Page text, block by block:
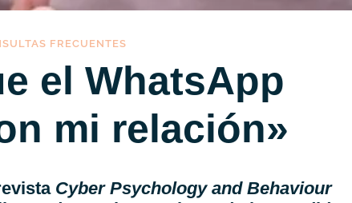
FRECUENTES
el WhatsApp
mi relación»
Cyber Psychology and Behaviour